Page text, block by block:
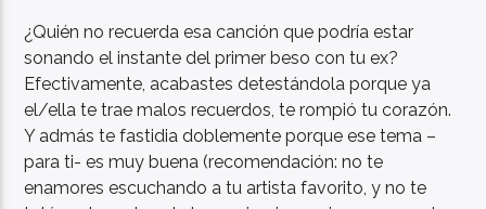
¿Quién no recuerda esa canción que podría estar
sonando el instante del primer beso con tu ex?
Efectivamente, acabastes detestándola porque ya
el/ella te trae malos recuerdos, te rompió tu corazón.
Y admás te fastidia doblemente porque ese tema –
para ti- es muy buena (recomendación: no te
enamores escuchando a tu artista favorito, y no te